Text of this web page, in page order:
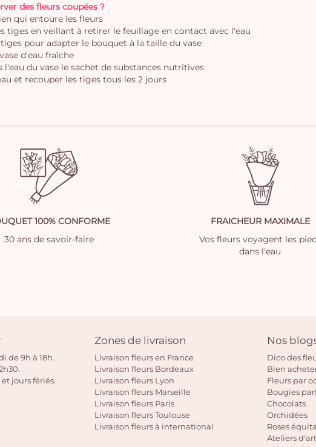
des fleurs coupées ?
qui entoure les fleurs
tiges en veillant à retirer le feuillage en contact avec l'eau
pour adapter le bouquet à la taille du vase
d'eau fraîche
l'eau du vase le sachet de substances nutritives
et recouper les tiges tous les 2 jours
100% CONFORME
30 ans de savoir-faire
FRAICHEUR MAXIMALE
Vos fleurs voyagent les
dans l'eau
de 9h à 18h.
jours fériés.
Zones de livraison
Livraison fleurs en France
Livraison fleurs Bordeaux
Livraison fleurs Lyon
Livraison fleurs Marseille
Livraison fleurs Paris
Livraison fleurs Toulouse
Livraison fleurs à international
Nos
Dico des
Bien
Fleurs par
Bougies
Chocolats
Orchidées
Roses
Ateliers